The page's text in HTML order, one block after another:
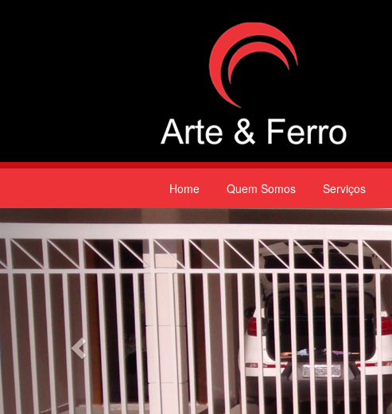
Home Quem Somos Serviços
Previous